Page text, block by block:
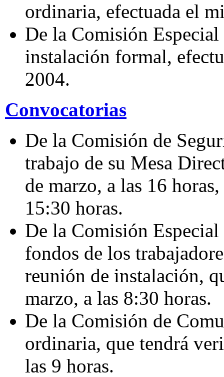
ordinaria, efectuada el
De la Comisión
instalación formal,
2004.
Convocatorias
De la Comisión de
trabajo de su Mesa
de marzo, a las 16
15:30 horas.
De la Comisión
fondos de los
reunión de instalación,
marzo, a las 8:30 horas.
De la Comisión de
ordinaria, que tendrá
las 9 horas.